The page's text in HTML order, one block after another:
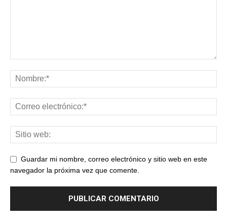
Guardar mi nombre, correo electrónico y sitio web en este
navegador la próxima vez que comente.